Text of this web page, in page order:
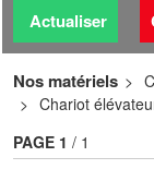
Actualiser
Nos matériels
Chariot
PAGE 1 / 1